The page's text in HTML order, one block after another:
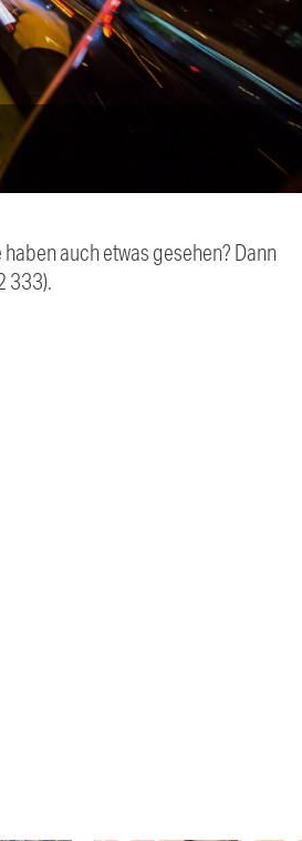
auch etwas gesehen? Dann
333).